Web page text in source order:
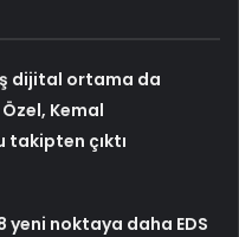
dijital ortama da
Kemal
takipten çıktı
yeni noktaya daha EDS